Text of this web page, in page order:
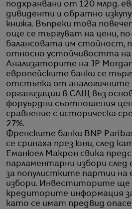
подхранвани от 120 млрд.
дивиденти и обратно
книжа. Въпреки това
още се търгуват на цени,
балансовата им стойност,
относно устойчивостта на
Анализаторите на JP
европейските банки се
отстъпка от аналогичните
организации в САЩ въз
форуърдни съотношения
сравнение с историческа
27%.
Френските банки BNP
се сринаха през юни, след
Еманюел Макрон свика
парламентарни избори след
за популистките партии на
избори. Инвеститорите ще
кредиторите информация
като се имат предвид